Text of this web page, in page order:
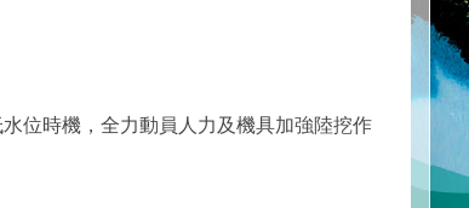
位時機，全力動員人力及機具加強陸挖作